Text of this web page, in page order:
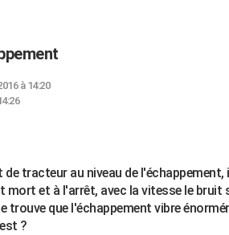
à 14:20
de tracteur au niveau de
mort et à l'arrêt, avec la vitesse le bruit
trouve que l'échappement vibre
?